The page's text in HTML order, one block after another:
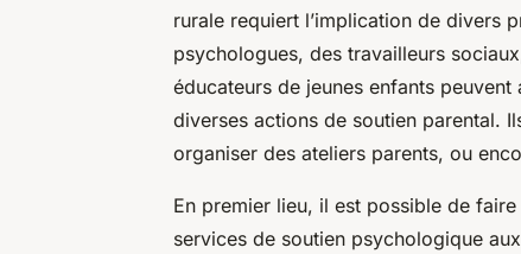
rurale requiert l’implication de divers
psychologues, des travailleurs
éducateurs de jeunes enfants
diverses actions de soutien parental.
organiser des ateliers parents, ou
En premier lieu, il est possible de
services de soutien psychologique